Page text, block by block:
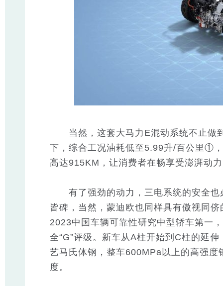
当然，这套大马力E混动系统不止做到
下，综合工况油耗低至5.99升/百公里①
高达915KM，让消费者在畅享受澎湃动
有了强劲的动力，三电系统的安全也
皆碑，当然，蒙迪欧也同样具有傲视同
2023中国车辆可靠性研究中型轿车第一
全“G”评级。新车从A柱开始到C柱的延
艺马氏体钢，整车600MPa以上的高强
度。